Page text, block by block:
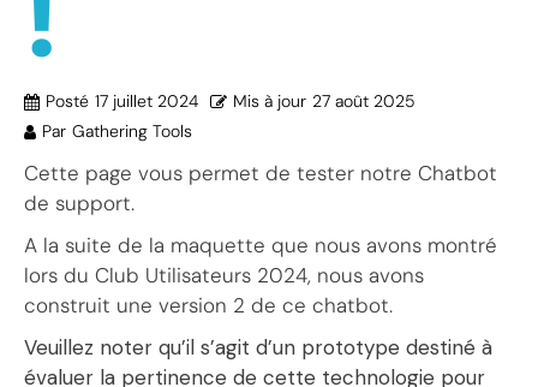
Posté 17 juillet 2024 Mis à jour 27 août 2025
Par Gathering Tools
Cette page vous permet de tester notre Chatbot
de support.
A la suite de la maquette que nous avons montré
lors du Club Utilisateurs 2024, nous avons
construit une version 2 de ce chatbot.
Veuillez noter qu’il s’agit d’un prototype destiné à
évaluer la pertinence de cette technologie pour